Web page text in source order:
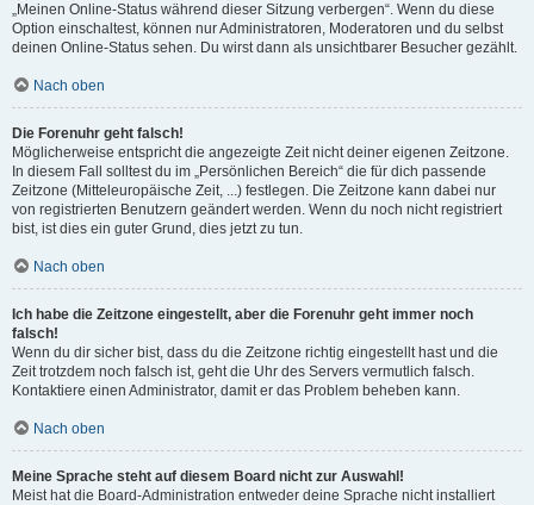
„Meinen Online-Status während dieser Sitzung verbergen“. Wenn du diese
Option einschaltest, können nur Administratoren, Moderatoren und du selbst
deinen Online-Status sehen. Du wirst dann als unsichtbarer Besucher gezählt.
Nach oben
Die Forenuhr geht falsch!
Möglicherweise entspricht die angezeigte Zeit nicht deiner eigenen Zeitzone.
In diesem Fall solltest du im „Persönlichen Bereich“ die für dich passende
Zeitzone (Mitteleuropäische Zeit, ...) festlegen. Die Zeitzone kann dabei nur
von registrierten Benutzern geändert werden. Wenn du noch nicht registriert
bist, ist dies ein guter Grund, dies jetzt zu tun.
Nach oben
Ich habe die Zeitzone eingestellt, aber die Forenuhr geht immer noch
falsch!
Wenn du dir sicher bist, dass du die Zeitzone richtig eingestellt hast und die
Zeit trotzdem noch falsch ist, geht die Uhr des Servers vermutlich falsch.
Kontaktiere einen Administrator, damit er das Problem beheben kann.
Nach oben
Meine Sprache steht auf diesem Board nicht zur Auswahl!
Meist hat die Board-Administration entweder deine Sprache nicht installiert